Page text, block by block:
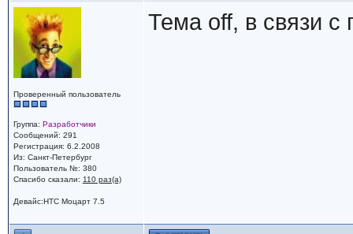
Проверенный пользователь
Группа: Разработчики
Сообщений: 291
Регистрация: 6.2.2008
Из: Санкт-Петербург
Пользователь №: 380
Спасибо сказали: 110 раз(а)
Девайс:HTC Моцарт 7.5
Тема off, в связи с